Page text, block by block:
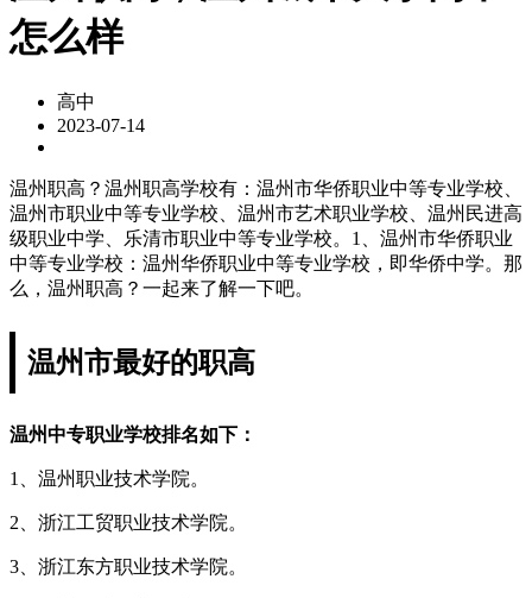
怎么样
高中
2023-07-14
温州职高？温州职高学校有：温州市华侨职业中等专业学校、
温州市职业中等专业学校、温州市艺术职业学校、温州民进高
级职业中学、乐清市职业中等专业学校。1、温州市华侨职业
中等专业学校：温州华侨职业中等专业学校，即华侨中学。那
么，温州职高？一起来了解一下吧。
温州市最好的职高
温州中专职业学校排名如下：
1、温州职业技术学院。
2、浙江工贸职业技术学院。
3、浙江东方职业技术学院。